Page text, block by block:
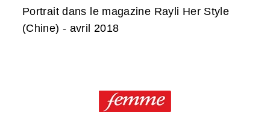
Portrait dans le magazine Rayli Her Style
(Chine) - avril 2018